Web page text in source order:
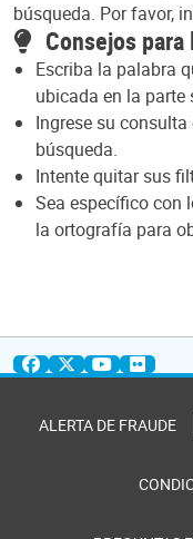
búsqueda. Por favor,
Consejos
Escriba la palabra
ubicada en la parte
Ingrese su
búsqueda.
Intente quitar sus
Sea específico con
la ortografía para
ALERTA DE FRAUDE